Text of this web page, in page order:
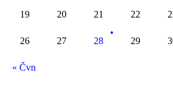
« Čvn
19 20 21 22
26 27 28 29